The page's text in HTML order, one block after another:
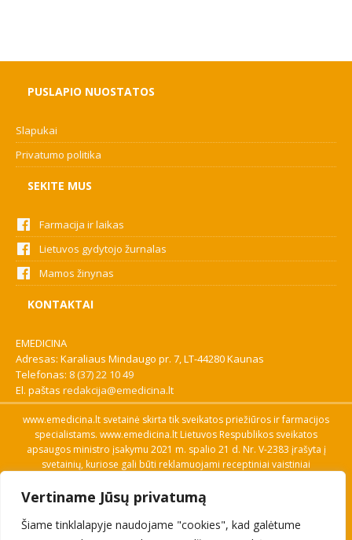
Vertiname Jūsų privatumą
Šiame tinklalapyje naudojame "cookies", kad galėtume
PUSLAPIO NUOSTATOS
Slapukai
Privatumo politika
SEKITE MUS
Farmacija ir laikas
Lietuvos gydytojo žurnalas
Mamos žinynas
KONTAKTAI
EMEDICINA
Adresas: Karaliaus Mindaugo pr. 7, LT-44280 Kaunas
Telefonas: 8 (37) 22 10 49
El. paštas redakcija@emedicina.lt
www.emedicina.lt svetainė skirta tik sveikatos priežiūros ir farmacijos
specialistams. www.emedicina.lt Lietuvos Respublikos sveikatos
apsaugos ministro įsakymu 2021 m. spalio 21 d. Nr. V-2383 įrašyta į
svetainių, kuriose gali būti reklamuojami receptiniai vaistiniai
savo profesinę kvalifikaciją. Naudingos nuorodos: Vaistų ir medicinos
pagalbos priemonių kainų paieška, VVKT tinklalapis, Sveikatos
priežiūros ar farmacijos specialisto pranešimo apie įtariamą